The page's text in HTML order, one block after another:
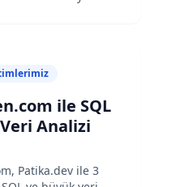
Bu uçurum
ile SQL
Analizi
Patika.dev ile 3